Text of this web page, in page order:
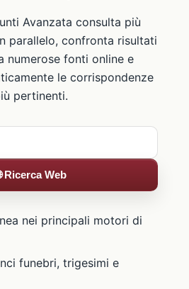
Avanzata consulta più
parallelo, confronta risultati
numerose fonti online e
le corrispondenze
pertinenti.
Ricerca Web
nei principali motori di
funebri, trigesimi e